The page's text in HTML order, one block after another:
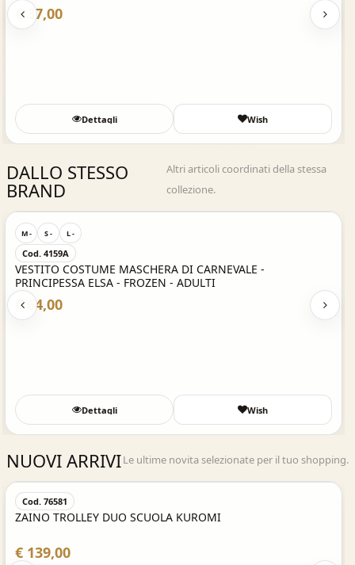
€ 37,00
Dettagli Wish
DALLO STESSO
BRAND
Altri articoli coordinati della stessa
collezione.
Acquisto Veloce
M - S - L -
Cod. 4159A
VESTITO COSTUME MASCHERA DI CARNEVALE -
PRINCIPESSA ELSA - FROZEN - ADULTI
€ 64,00
Dettagli Wish
NUOVI ARRIVILe ultime novita selezionate per il tuo shopping.
Acquisto Veloce
Cod. 76581
ZAINO TROLLEY DUO SCUOLA KUROMI
€ 139,00